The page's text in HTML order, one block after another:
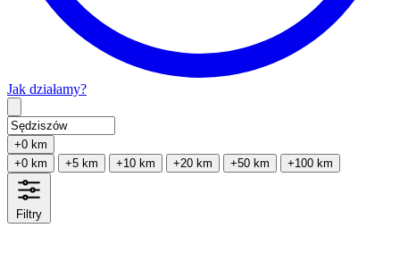
Jak działamy?
+0 km
+0 km
+5 km +10 km +20 km +50 km +100 km
Filtry